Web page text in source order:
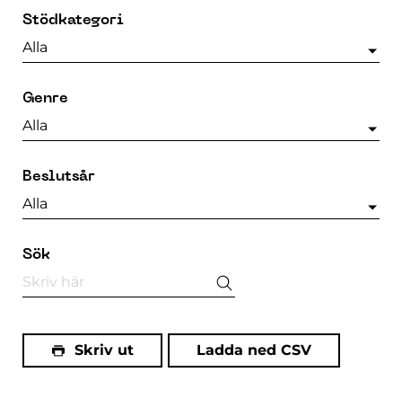
Stödkategori
Alla
Genre
Alla
Beslutsår
Alla
Sök
Skriv ut Ladda ned CSV